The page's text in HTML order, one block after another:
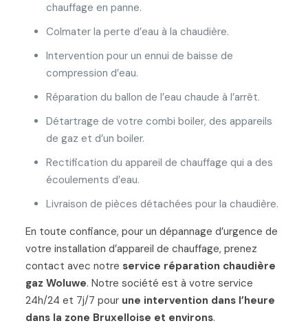
chauffage en panne.
Colmater la perte d’eau à la chaudière.
Intervention pour un ennui de baisse de
compression d’eau.
Réparation du ballon de l’eau chaude à l’arrêt.
Détartrage de votre combi boiler, des appareils
de gaz et d’un boiler.
Rectification du appareil de chauffage qui a des
écoulements d’eau.
Livraison de pièces détachées pour la chaudière.
En toute confiance, pour un dépannage d’urgence de
votre installation d’appareil de chauffage, prenez
contact avec notre service réparation chaudière
gaz Woluwe. Notre société est à votre service
24h/24 et 7j/7 pour une intervention dans l’heure
dans la zone Bruxelloise et environs.